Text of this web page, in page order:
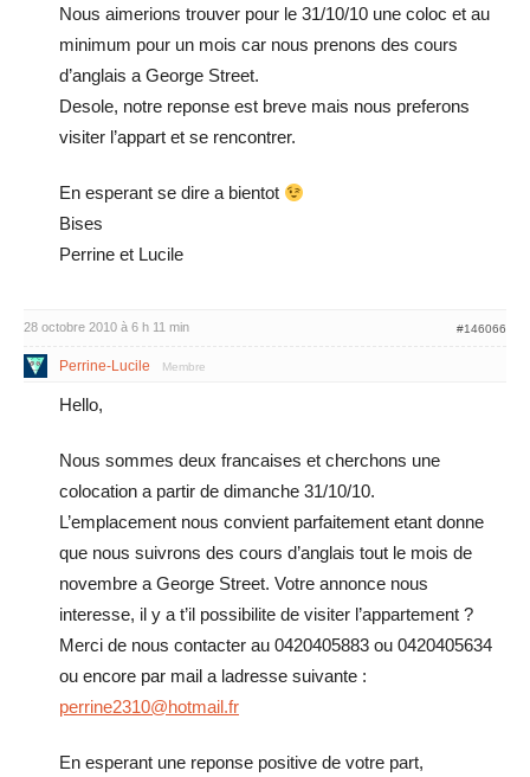
Nous aimerions trouver pour le 31/10/10 une coloc et au
minimum pour un mois car nous prenons des cours
d’anglais a George Street.
Desole, notre reponse est breve mais nous preferons
visiter l’appart et se rencontrer.
En esperant se dire a bientot
Bises
Perrine et Lucile
28 octobre 2010 à 6 h 11 min #146066
Perrine-Lucile Membre
Hello,
Nous sommes deux francaises et cherchons une
colocation a partir de dimanche 31/10/10.
L’emplacement nous convient parfaitement etant donne
que nous suivrons des cours d’anglais tout le mois de
novembre a George Street. Votre annonce nous
interesse, il y a t’il possibilite de visiter l’appartement ?
Merci de nous contacter au 0420405883 ou 0420405634
ou encore par mail a ladresse suivante :
perrine2310@hotmail.fr
En esperant une reponse positive de votre part,